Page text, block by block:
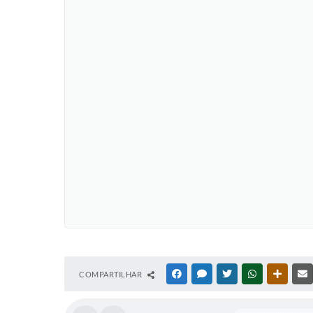
COMPARTILHAR FACEBOOKMESSENGER
TWITTERWHATSAPP